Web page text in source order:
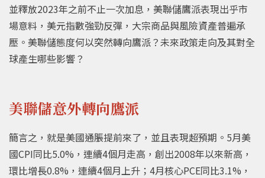
並釋放2023年之前不止一次加息，美聯儲鷹派表現出乎市
場意料，美元指數強勁反彈，大宗商品與風險資產普遍承
壓。美聯儲態度何以突然轉向鷹派？未來政策走向及其對全
球產生哪些影響？
美聯儲意外轉向鷹派
簡言之，就是美國通脹提前來了，並且表現超預期。5月美
國CPI同比5.0%，連續4個月走高，創出2008年以來新高，
環比增長0.8%，連續4個月上升；4月核心PCE同比3.1%，